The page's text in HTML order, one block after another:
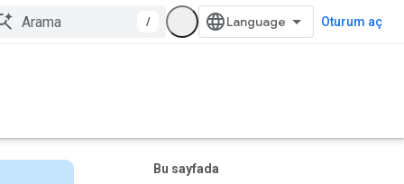
/ Oturum aç
Bu sayfada